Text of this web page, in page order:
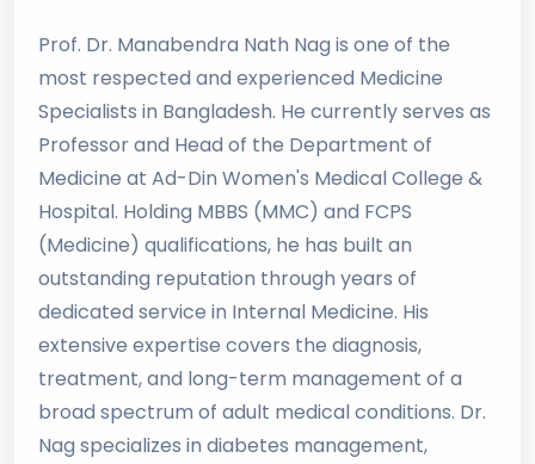
Prof. Dr. Manabendra Nath Nag is one of the
most respected and experienced Medicine
Specialists in Bangladesh. He currently serves as
Professor and Head of the Department of
Medicine at Ad-Din Women's Medical College &
Hospital. Holding MBBS (MMC) and FCPS
(Medicine) qualifications, he has built an
outstanding reputation through years of
dedicated service in Internal Medicine. His
extensive expertise covers the diagnosis,
treatment, and long-term management of a
broad spectrum of adult medical conditions. Dr.
Nag specializes in diabetes management,